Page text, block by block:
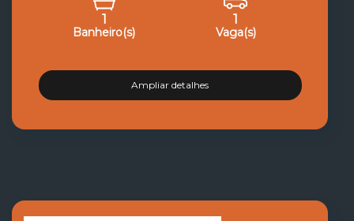
1
Banheiro(s)
1
Vaga(s)
Ampliar detalhes